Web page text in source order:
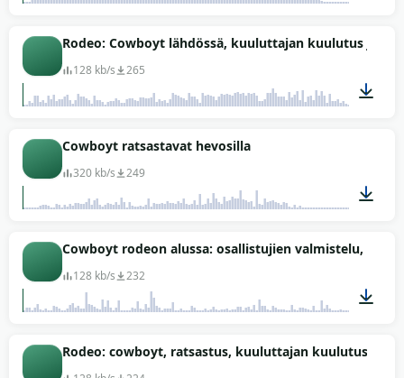
00:32
Rodeo: Cowboyt lähdössä, kuuluttajan kuulutus ja
128 kb/s 265
Cowboyt ratsastavat hevosilla
320 kb/s 249
00:53
Cowboyt rodeon alussa: osallistujien valmistelu, äänet
128 kb/s 232
01:28
Rodeo: cowboyt, ratsastus, kuuluttajan kuulutus